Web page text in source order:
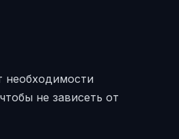
необходимости
не зависеть от